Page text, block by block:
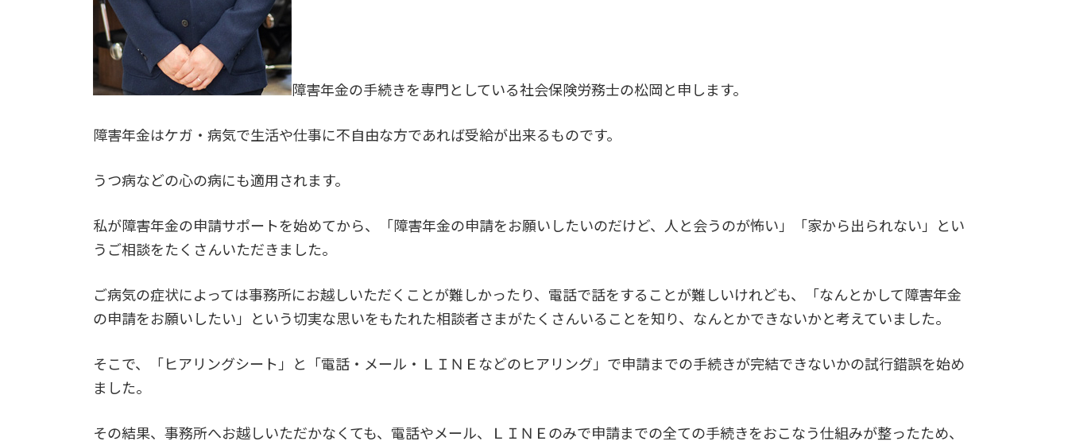
障害年金の手続きを専門としている社会保険労務士の松岡と申します。
障害年金はケガ・病気で生活や仕事に不自由な方であれば受給が出来るものです。
うつ病などの心の病にも適用されます。
私が障害年金の申請サポートを始めてから、「障害年金の申請をお願いしたいのだけど、人と会うのが怖い」「家から出られない」とい
うご相談をたくさんいただきました。
ご病気の症状によっては事務所にお越しいただくことが難しかったり、電話で話をすることが難しいけれども、「なんとかして障害年金
の申請をお願いしたい」という切実な思いをもたれた相談者さまがたくさんいることを知り、なんとかできないかと考えていました。
そこで、「ヒアリングシート」と「電話・メール・ＬＩＮＥなどのヒアリング」で申請までの手続きが完結できないかの試行錯誤を始め
ました。
その結果、事務所へお越しいただかなくても、電話やメール、ＬＩＮＥのみで申請までの全ての手続きをおこなう仕組みが整ったため、